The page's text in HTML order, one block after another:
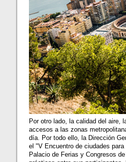
Por otro lado, la calidad del aire,
accesos a las zonas
día. Por todo ello, la Dirección
el "V Encuentro de ciudades
Palacio de Ferias y Congresos